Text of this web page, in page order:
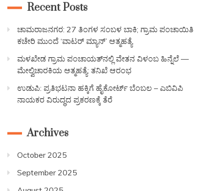
Recent Posts
ಚಾಮರಾಜನಗರ: 27 ತಿಂಗಳ ಸಂಬಳ ಬಾಕಿ; ಗ್ರಾಮ ಪಂಚಾಯಿತಿ
ಕಚೇರಿ ಮುಂದೆ ‘ವಾಟರ್ ಮ್ಯಾನ್’ ಆತ್ಮಹತ್ಯೆ
ಮಳಖೇಡ ಗ್ರಾಮ ಪಂಚಾಯತ್‌ನಲ್ಲಿ ವೇತನ ವಿಳಂಬ ಹಿನ್ನೆಲೆ —
ಮೇಲ್ವಿಚಾರಕಿಯ ಆತ್ಮಹತ್ಯೆ: ತನಿಖೆ ಆರಂಭ
ಉಡುಪಿ: ಪ್ರತಿಭಟನಾ ಹಕ್ಕಿಗೆ ಹೈಕೋರ್ಟ್ ಬೆಂಬಲ – ಎಬಿವಿಪಿ
ನಾಯಕರ ವಿರುದ್ಧದ ಪ್ರಕರಣಕ್ಕೆ ತೆರೆ
Archives
October 2025
September 2025